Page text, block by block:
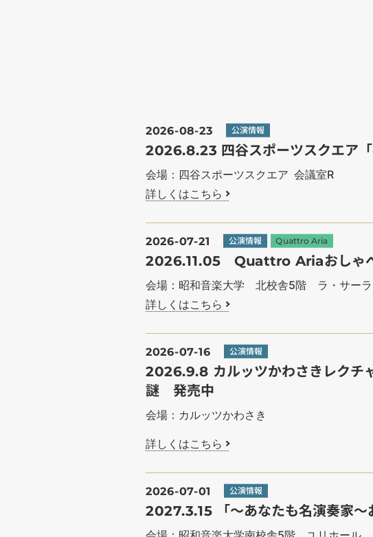
2026-08-23 公演情報
2026.8.23 四谷スポーツスクエア「
会場：四谷スポーツスクエア 会議室R
詳しくはこちら
2026-07-21 公演情報 Quattro Aria
2026.11.05 Quattro Ariaおしゃ
会場：昭和音楽大学 北校舎5階 ラ・サーラ
詳しくはこちら
2026-07-16 公演情報
2026.9.8 カルッツかわさきレクチ
謎 発売中
会場：カルッツかわさき
詳しくはこちら
2026-07-01 公演情報
2027.3.15 「～あなたも名演奏家